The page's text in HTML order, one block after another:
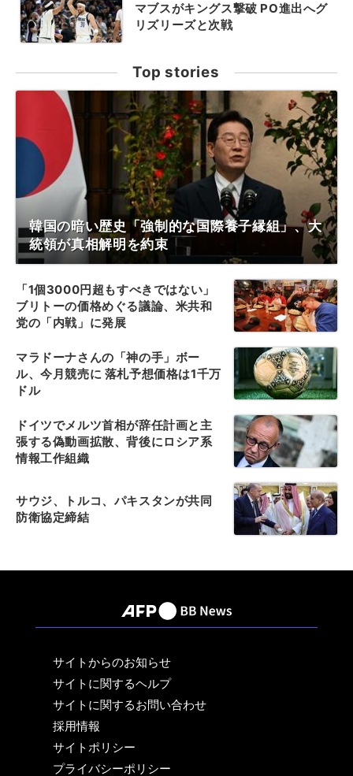
マブスがキングス撃破 PO進出へグ
リズリーズと次戦
Top stories
韓国の暗い歴史「強制的な国際養子縁組」、大
統領が真相解明を約束
「1個3000円超もすべきではない」
ブリトーの価格めぐる議論、米共和
党の「内戦」に発展
マラドーナさんの「神の手」ボー
ル、今月競売に 落札予想価格は1千万
ドル
ドイツでメルツ首相が辞任計画と主
張する偽動画拡散、背後にロシア系
情報工作組織
サウジ、トルコ、パキスタンが共同
防衛協定締結
サイトからのお知らせ
サイトに関するヘルプ
サイトに関するお問い合わせ
採用情報
サイトポリシー
プライバシーポリシー